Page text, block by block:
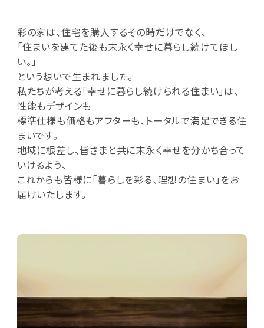
彩の家は、住宅を購入するその時だけでなく、
「住まいを建てた後も末永く幸せに暮らし続けてほし
い。」
という想いで生まれました。
私たちが考える「幸せに暮らし続けられる住まい」は、
性能もデザインも
標準仕様も価格もアフターも、トータルで満足できる住
まいです。
地域に根差し、皆さまと共に末永く幸せを分かち合って
いけるよう、
これからも皆様に「暮らしを彩る、理想の住まい」をお
届けいたします。